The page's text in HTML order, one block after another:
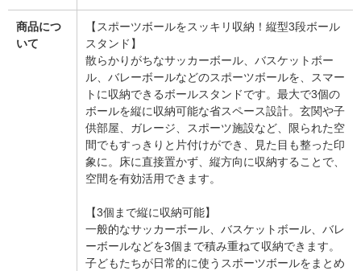
商品につ
いて
【スポーツボールをスッキリ収納！縦型3段ボール
スタンド】
散らかりがちなサッカーボール、バスケットボー
ル、バレーボールなどのスポーツボールを、スマー
トに収納できるボールスタンドです。最大で3個の
ボールを縦に収納可能な省スペース設計。玄関や子
供部屋、ガレージ、スポーツ施設など、限られた空
間でもすっきりと片付けができ、見た目も整った印
象に。床に直接置かず、縦方向に収納することで、
空間を有効活用できます。
【3個まで縦に収納可能】
一般的なサッカーボール、バスケットボール、バレ
ーボールなどを3個まで積み重ねて収納できます。
子どもたちが日常的に使うスポーツボールをまとめ